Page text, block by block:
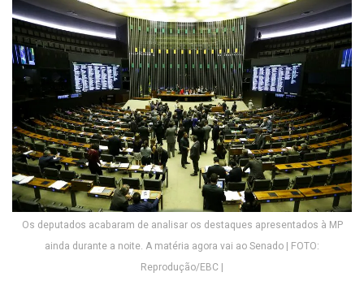
Os deputados acabaram de analisar os destaques apresentados à MP
ainda durante a noite. A matéria agora vai ao Senado | FOTO:
Reprodução/EBC |